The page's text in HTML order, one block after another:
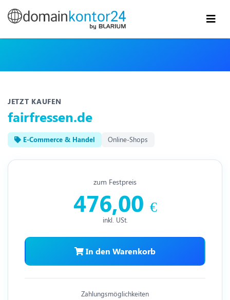
JETZT KAUFEN
fairfressen.de
E-Commerce & Handel Online-Shops
zum Festpreis
476,00 €
inkl. USt.
In den Warenkorb
Zahlungsmöglichkeiten